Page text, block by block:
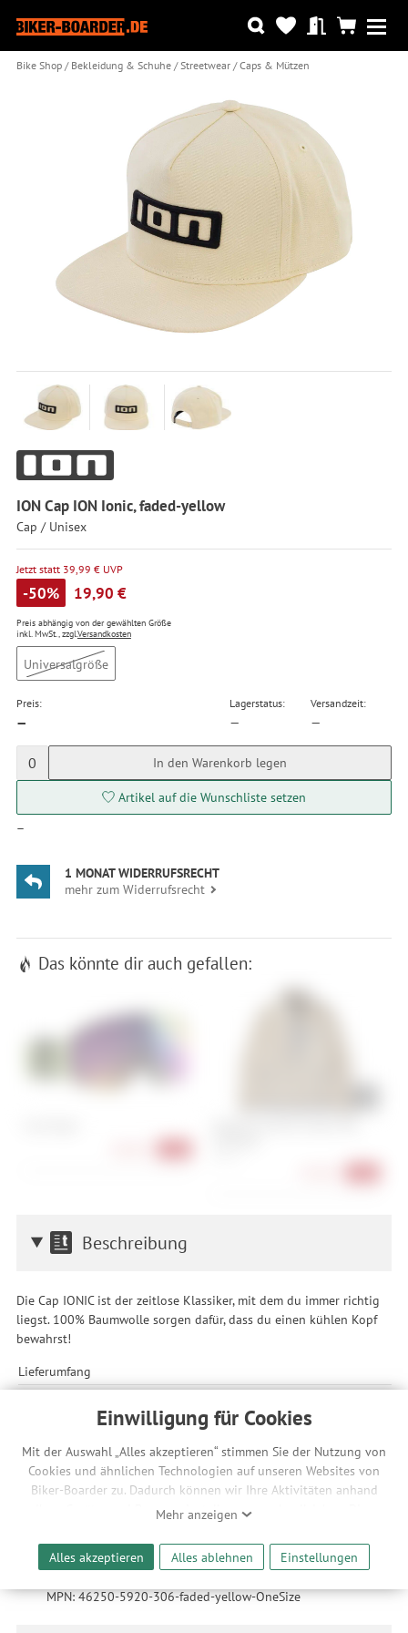
Einwilligung für Cookies
Mit der Auswahl „Alles akzeptieren“ stimmen Sie der Nutzung von
Cookies und ähnlichen Technologien auf unseren Websites von
Biker-Boarder zu. Dadurch können wir Ihre Aktivitäten anhand
Ihrer Geräte- und Browsereinstellungen nachvollziehen. Dies
Werbeanzeigen für Sie bereitzustellen sowie Funktionalitäten
unserer Website sicherzustellen und stetig zu verbessern. Dabei
werden Ihre Daten auch an Drittanbieter und Werbepartner
weitergegeben. Die Verarbeitung erfolgt ausschließlich zum
Mehr anzeigen
Alles akzeptieren Alles ablehnen Einstellungen
Bike Shop Bekleidung & Schuhe Streetwear Caps & Mützen
ION Cap ION Ionic, faded-yellow
Cap / Unisex
Jetzt statt 39,99 € UVP
-50% 19,90 €
Preis abhängig von der gewählten Größe
inkl. MwSt., zzgl.Versandkosten
Universalgröße
Preis:
—
Lagerstatus:
—
Versandzeit:
—
0 In den Warenkorb legen
Artikel auf die Wunschliste setzen
—
1 MONAT WIDERRUFSRECHT
mehr zum Widerrufsrecht
Das könnte dir auch gefallen:
Beschreibung
Die Cap IONIC ist der zeitlose Klassiker, mit dem du immer richtig
liegst. 100% Baumwolle sorgen dafür, dass du einen kühlen Kopf
bewahrst!
Lieferumfang
Technische Änderungen und Irrtümer in Bild und Text vorbehalten.
Merkmale
Artikelnummern:
MPN: 46250-5920-306-faded-yellow-OneSize